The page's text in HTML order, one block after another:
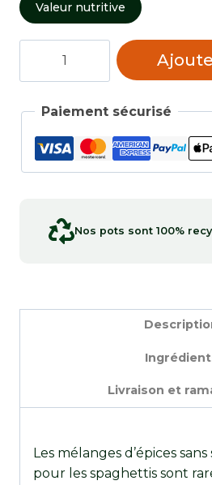
Valeur nutritive
sansPaiement sécurisé
Nos pots sont 100%
Livraison et
Les mélanges d’épices
pour les spaghettis sont